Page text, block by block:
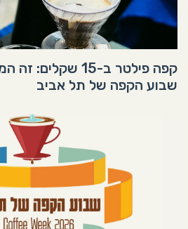
קפה פילטר ב-15
שבוע הקפה של תל אביב